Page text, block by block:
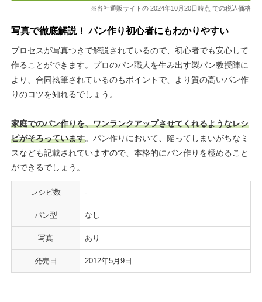
※各社通販サイトの 2024年10月20日時点 での税込価格
写真で徹底解説！ パン作り初心者にもわかりやすい
プロセスが写真つきで解説されているので、初心者でも安心して
作ることができます。プロのパン職人を生み出す製パン教授陣に
より、合同執筆されているのもポイントで、より質の高いパン作
りのコツを知れるでしょう。
家庭でのパン作りを、ワンランクアップさせてくれるようなレシ
ピがそろっています。パン作りにおいて、陥ってしまいがちなミ
スなども記載されていますので、本格的にパン作りを極めること
ができるでしょう。
レシピ数 ‐
パン型 なし
写真 あり
発売日 2012年5月9日